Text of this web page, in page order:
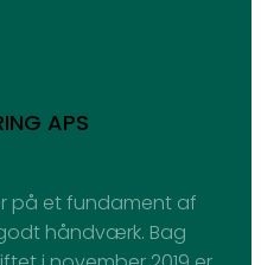
APS
på et fundament af
håndværk. Bag